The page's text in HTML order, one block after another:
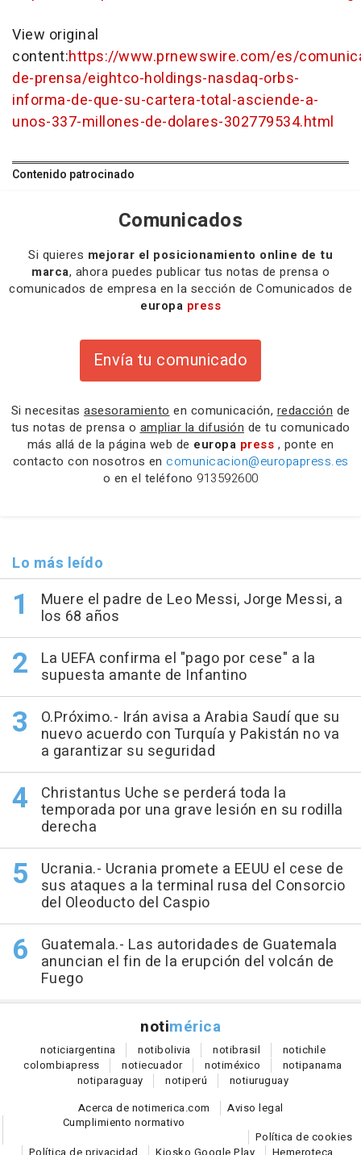
View original
content:https://www.prnewswire.com/es/
de-prensa/eightco-holdings-nasdaq-orbs-
informa-de-que-su-cartera-total-asciende-a-
unos-337-millones-de-dolares-302779534.html
Contenido patrocinado
Comunicados
Si quieres mejorar el posicionamiento online de tu
marca, ahora puedes publicar tus notas de prensa o
comunicados de empresa en la sección de Comunicados de
europa press
Envía tu comunicado
Si necesitas asesoramiento en comunicación, redacción de
tus notas de prensa o ampliar la difusión de tu comunicado
más allá de la página web de europa press , ponte en
contacto con nosotros en comunicacion@europapress.es
o en el teléfono 913592600
Lo más leído
Muere el padre de Leo Messi, Jorge Messi, a
los 68 años
La UEFA confirma el "pago por cese" a la
supuesta amante de Infantino
O.Próximo.- Irán avisa a Arabia Saudí que su
nuevo acuerdo con Turquía y Pakistán no va
a garantizar su seguridad
Christantus Uche se perderá toda la
temporada por una grave lesión en su rodilla
derecha
Ucrania.- Ucrania promete a EEUU el cese de
sus ataques a la terminal rusa del Consorcio
del Oleoducto del Caspio
Guatemala.- Las autoridades de Guatemala
anuncian el fin de la erupción del volcán de
Fuego
notimérica
noticiargentina notibolivia notibrasil notichile
colombiapress notiecuador notiméxico notipanama
notiparaguay notiperú notiuruguay
Acerca de notimerica.com
Aviso legal
Cumplimiento normativo
Política de cookies